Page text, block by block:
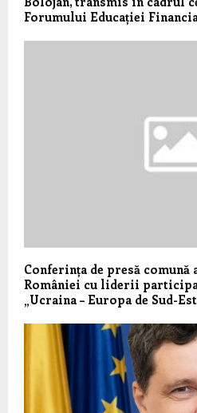
Forumului Educației
Conferința de presă comună
României cu liderii
„Ucraina – Europa de Sud-